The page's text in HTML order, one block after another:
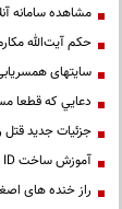
مشاهده سامانه
حكم آيت‌الله
سایتهای
دعايي كه قطعا
جزئیات جدید قتل
آموزش ساخت Apple ID برای کاربران ایرانی
راز خنده های